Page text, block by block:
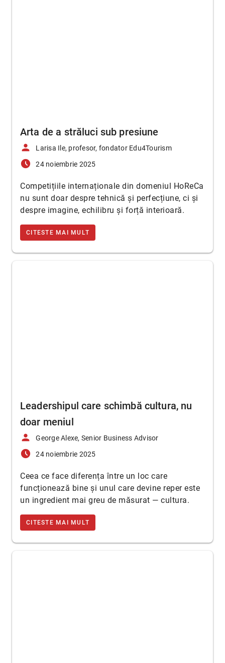
Arta de a străluci sub presiune
person Larisa Ile, profesor, fondator Edu4Tourism
access_time_filled 24 noiembrie 2025
Competițiile internaționale din domeniul HoReCa
nu sunt doar despre tehnică și perfecțiune, ci și
despre imagine, echilibru și forță interioară.
CITESTE MAI MULT
Leadershipul care schimbă cultura, nu
doar meniul
person George Alexe, Senior Business Advisor
access_time_filled 24 noiembrie 2025
Ceea ce face diferența între un loc care
funcționează bine și unul care devine reper este
un ingredient mai greu de măsurat — cultura.
CITESTE MAI MULT